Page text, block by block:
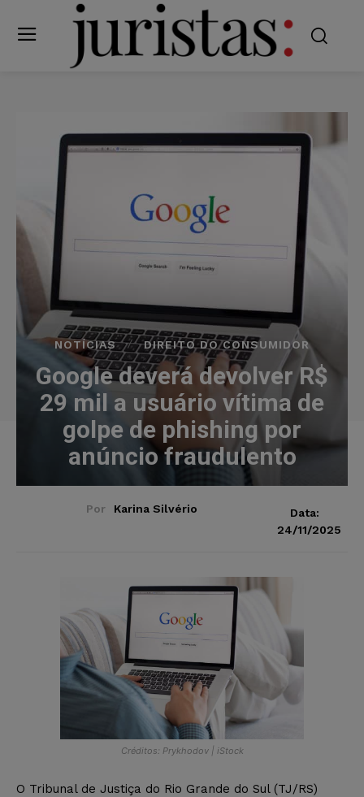
NOTÍCIAS DIREITO DO CONSUMIDOR
Google deverá devolver R$
29 mil a usuário vítima de
golpe de phishing por
anúncio fraudulento
Por Karina Silvério
Data:
24/11/2025
Créditos: Prykhodov | iStock
O Tribunal de Justiça do Rio Grande do Sul (TJ/RS)